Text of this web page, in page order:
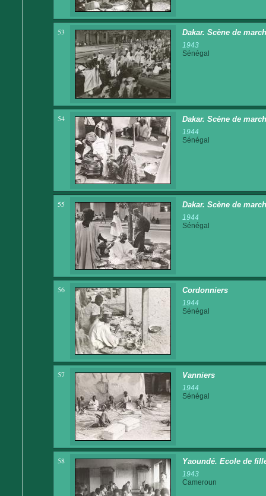
53 Dakar. Scène de
1943
Sénégal
54 Dakar. Scène de
1944
Sénégal
55 Dakar. Scène de
1944
Sénégal
56 Cordonniers
1944
Sénégal
57 Vanniers
1944
Sénégal
58 Yaoundé. Ecole de
1943
Cameroun